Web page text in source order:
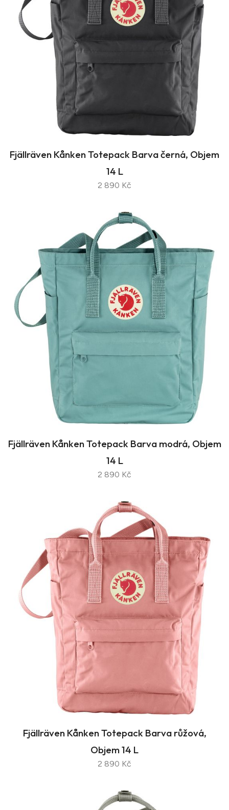
Fjällräven Kånken Totepack Barva černá, Objem
14 L
2 890 Kč
Fjällräven Kånken Totepack Barva modrá, Objem
14 L
2 890 Kč
Fjällräven Kånken Totepack Barva růžová,
Objem 14 L
2 890 Kč